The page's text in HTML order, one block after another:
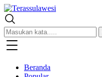
Terassulawesi
Kabar Menginspirasi
Beranda